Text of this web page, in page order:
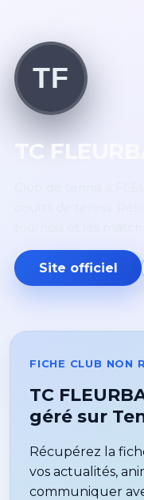
TF
TC
Site officiel
FICHE CLUB NON
TC
géré sur
Récupérez la
vos actualités,
communiquer